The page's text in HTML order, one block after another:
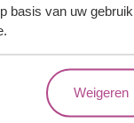
basis van uw
Weigeren
Jouw